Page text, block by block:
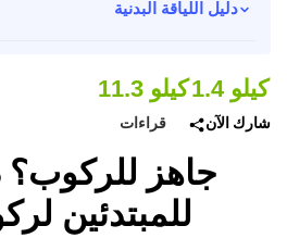
دليل اللياقة البدنية
11.3 كيلو
قراءات
1.4 كيلو
شارك الآن
جاهز للركوب؟
للمبتدئين